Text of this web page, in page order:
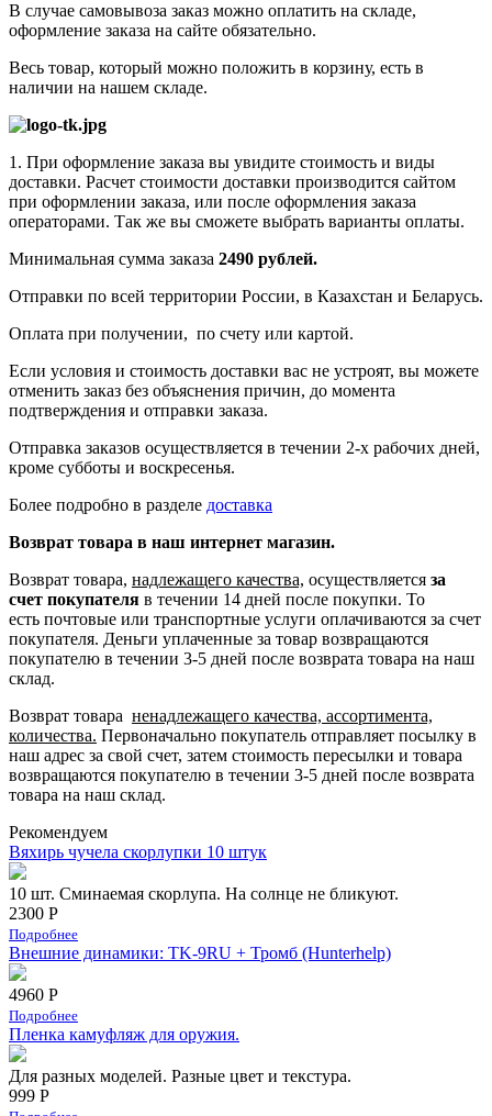
В случае самовывоза заказ можно оплатить на складе,
оформление заказа на сайте обязательно.
Весь товар, который можно положить в корзину, есть в
наличии на нашем складе.
1. При оформление заказа вы увидите стоимость и виды
доставки. Расчет стоимости доставки производится сайтом
при оформлении заказа, или после оформления заказа
операторами. Так же вы сможете выбрать варианты оплаты.
Минимальная сумма заказа 2490 рублей.
Отправки по всей территории России, в Казахстан и Беларусь.
Оплата при получении, по счету или картой.
Если условия и стоимость доставки вас не устроят, вы можете
отменить заказ без объяснения причин, до момента
подтверждения и отправки заказа.
Отправка заказов осуществляется в течении 2-х рабочих дней,
кроме субботы и воскресенья.
Более подробно в разделе доставка
Возврат товара в наш интернет магазин.
Возврат товара, надлежащего качества, осуществляется за
счет покупателя в течении 14 дней после покупки. То
есть почтовые или транспортные услуги оплачиваются за счет
покупателя. Деньги уплаченные за товар возвращаются
покупателю в течении 3-5 дней после возврата товара на наш
склад.
Возврат товара ненадлежащего качества, ассортимента,
количества. Первоначально покупатель отправляет посылку в
наш адрес за свой счет, затем стоимость пересылки и товара
возвращаются покупателю в течении 3-5 дней после возврата
товара на наш склад.
Рекомендуем
Вяхирь чучела скорлупки 10 штук
10 шт. Сминаемая скорлупа. На солнце не бликуют.
2300 Р
Подробнее
Внешние динамики: TK-9RU + Тромб (Hunterhelp)
4960 Р
Подробнее
Пленка камуфляж для оружия.
Для разных моделей. Разные цвет и текстура.
999 Р